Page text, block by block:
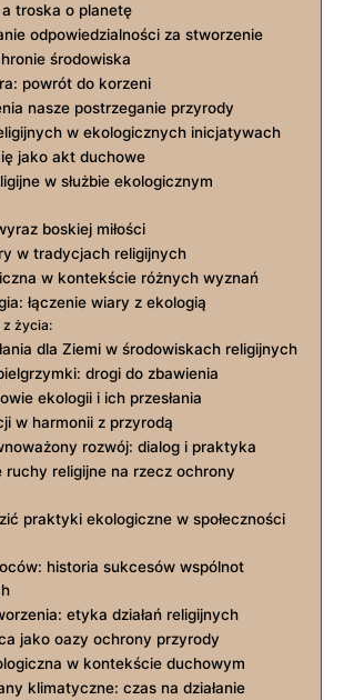
troska o planetę
odpowiedzialności za stworzenie
środowiska
powrót do korzeni
nasze postrzeganie przyrody
w ekologicznych inicjatywach
jako akt duchowe
w służbie ekologicznym
boskiej miłości
w ⁤tradycjach religijnych
w kontekście różnych wyznań
łączenie wiary z ekologią
z życia:
dla Ziemi w środowiskach religijnych
drogi do zbawienia
ekologii i ich przesłania
w harmonii z przyrodą
rozwój: dialog​ i praktyka
ruchy religijne ‍na rzecz ochrony
praktyki ekologiczne w społeczności
historia sukcesów wspólnot
etyka działań religijnych
jako oazy ochrony przyrody
w kontekście duchowym
klimatyczne: czas na działanie